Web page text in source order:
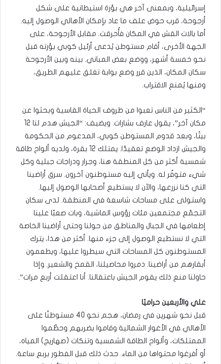
إسرائيلية، وبمعنى آخر هي بؤرة استيطانية على شكل
أرجوحة، قرب حوض علف ما عاد بإمكان الأهالي الوصول إليه.
أما بالات القش في المكان فأُحرقت. مقابل الأرجوحة، على
الجهة الأخرى، أقام مستوطن يُدعى أرئيل كوبي بؤرته قبل
نحو خمسة أشهر، ووضع بعض المباني. بينه وبين الأرجوحة
سكان المكان، الذين قرر وضع بوابة تغلق عليهم الطريق،
ومنها يُمنع الاقتراب.
“الكثير من الناس تعبوا من ظروف الحياة القاسية وبحثوا عن
مكان آخر”، يقول عارف بشارات. ويضيف: “الجيش هدم لنا 12
بيتًا، وبعد قدوم المستوطن كوبي، المدعوم من الحكومة
والجيش ازداد الوضع تعقيدًا. يمتلك 12 بقرة، ولديه ألواح طاقة
شمسية أكثر من كل المنطقة هنا، وجرار ودراجات جبلية وكل
شيء متوفّر له. ويأتي إليه مستوطنون آخرون. سرق أراضينا
التي كنا نزرعها، والآن لا يستطيع أصحابها الوصول إليها.
واستولى على مساحات شاسعة في المنطقة. لدى سكان
التجمّع مجتمعين مئات رؤوس الماشية، وبات صعبًا علينا
إطعامها في الجبال والمناطق من حولنا وحتى أراضينا الخاصة
التي لا نستطيع الوصول إلى جزء منها. أكثر من هذا، يترك
المستوطنون كل المساحات التي سيطروا عليها، ويطعمون
أبقارهم من أراضينا. دمروا محاصيلنا، القمح والشعير. وإذا
حاولنا منع ذلك يقوم الجيش باعتقالنا. أنا اعتقلت أربع مرات”.
علي والأربعين حراميًا
قبل نحو شهرين في رمضان، هجم نحو 40 مستوطنًا على
الأهالي في الأغوار الشمالية وقاموا بضربهم وحطّموا
الممتلكات، وألواح الطاقة الشمسية وتنكات (صهاريج) المياه،
أو أفرغوا محتواها من الماء. حدث ذلك قبل الفطور بربع ساعة.